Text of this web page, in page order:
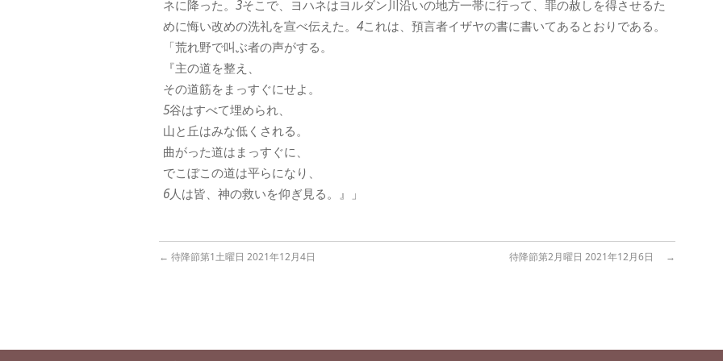
ネに降った。 3そこで、ヨハネはヨルダン川沿いの地方一帯に行って、罪の赦しを得させるた
めに悔い改めの洗礼を宣べ伝えた。 4これは、預言者イザヤの書に書いてあるとおりである。
「荒れ野で叫ぶ者の声がする。
『主の道を整え、
その道筋をまっすぐにせよ。
5谷はすべて埋められ、
山と丘はみな低くされる。
曲がった道はまっすぐに、
でこぼこの道は平らになり、
6人は皆、神の救いを仰ぎ見る。』」
← 待降節第1土曜日 2021年12月4日 待降節第2月曜日 2021年12月6日 →